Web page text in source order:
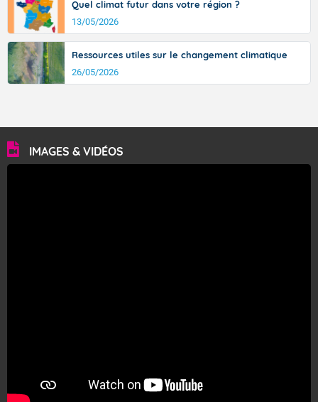
Quel climat futur dans votre région ?
13/05/2026
Ressources utiles sur le changement climatique
26/05/2026
IMAGES & VIDÉOS